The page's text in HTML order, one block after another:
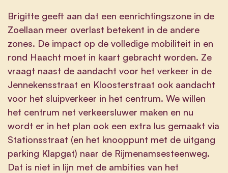
Brigitte geeft aan dat een eenrichtingszone in de
Zoellaan meer overlast betekent in de andere
zones. De impact op de volledige mobiliteit in en
rond Haacht moet in kaart gebracht worden. Ze
vraagt naast de aandacht voor het verkeer in de
Jennekensstraat en Kloosterstraat ook aandacht
voor het sluipverkeer in het centrum. We willen
het centrum net verkeersluwer maken en nu
wordt er in het plan ook een extra lus gemaakt via
Stationsstraat (en het knooppunt met de uitgang
parking Klapgat) naar de Rijmenamsesteenweg.
Dat is niet in lijn met de ambities van het